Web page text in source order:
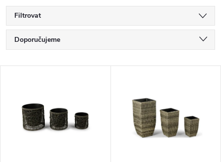
Filtrovat
Ř
a
Doporučujeme
Abecedně